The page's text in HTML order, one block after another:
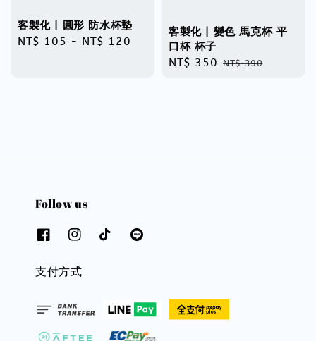
客製化 | 圓形 防水杯墊
Regular
NT$ 105 - NT$ 120
客製化 | 變色 馬克杯 平
口杯 杯子
Sale
NT$ 350 Regular
NT$ 390
Follow us
支付方式